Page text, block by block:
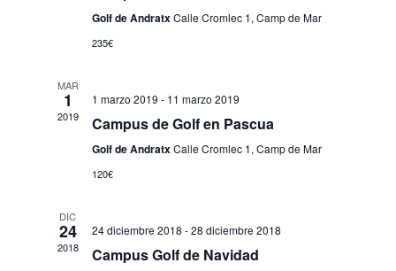
Golf de AndratxCalle Cromlec 1, Camp de Mar
235€
MAR
1
2019
1 marzo 2019 - 11 marzo 2019
Campus de Golf en Pascua
Golf de AndratxCalle Cromlec 1, Camp de Mar
120€
DIC
24
2018
24 diciembre 2018 -28 diciembre 2018
Campus Golf de Navidad